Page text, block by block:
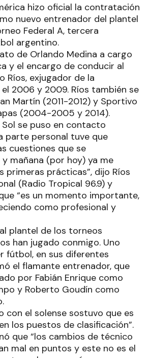
hizo oficial la contratación
nuevo entrenador del plantel
Federal A, tercera
argentino.
de Orlando Medina a cargo
y el encargo de conducir al
Ríos, exjugador de la
2006 y 2009. Ríos también se
Martín (2011-2012) y Sportivo
(2004-2005 y 2014).
Sol se puso en contacto
parte personal tuve que
cuestiones que se
mañana (por hoy) ya me
primeras prácticas”, dijo Ríos
(Radio Tropical 96.9) y
“es un momento importante,
como profesional y
plantel de los torneos
han jugado conmigo. Uno
fútbol, en sus diferentes
el flamante entrenador, que
por Fabián Enrique como
y Roberto Goudín como
con el solense sostuvo que es
los puestos de clasificación”.
que “los cambios de técnico
mal en puntos y este no es el